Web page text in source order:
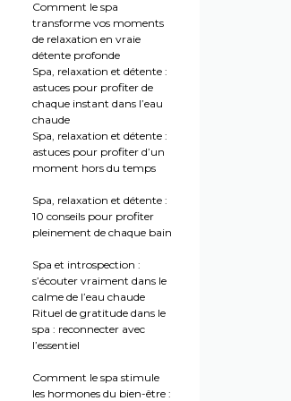
Comment le spa
transforme vos moments
de relaxation en vraie
détente profonde
Spa, relaxation et détente :
astuces pour profiter de
chaque instant dans l’eau
chaude
Spa, relaxation et détente :
astuces pour profiter d’un
moment hors du temps
Spa, relaxation et détente :
10 conseils pour profiter
pleinement de chaque bain
Spa et introspection :
s’écouter vraiment dans le
calme de l’eau chaude
Rituel de gratitude dans le
spa : reconnecter avec
l’essentiel
Comment le spa stimule
les hormones du bien-être :